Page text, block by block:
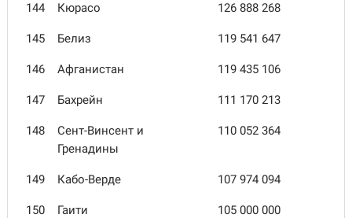
144 Кюрасо 126 888 268
145 Белиз 119 541 647
146 Афганистан 119 435 106
147 Бахрейн 111 170 213
148
Сент-Винсент и
Гренадины
110 052 364
149 Кабо-Верде 107 974 094
150 Гаити 105 000 000